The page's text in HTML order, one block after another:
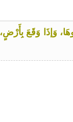
وَإذَا وَقَعَ بِأَرْضٍ،